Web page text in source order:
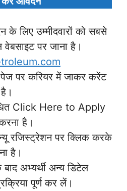
के लिए उम्मीदवारों को सबसे
पर जाना है।
पर करियर में जाकर करेंट
Click Here to Apply
है।
रजिस्ट्रेशन पर क्लिक करके
है।
अभ्यर्थी अन्य डिटेल
पूर्ण कर लें।